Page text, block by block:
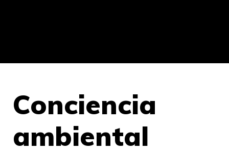
Conciencia
ambiental